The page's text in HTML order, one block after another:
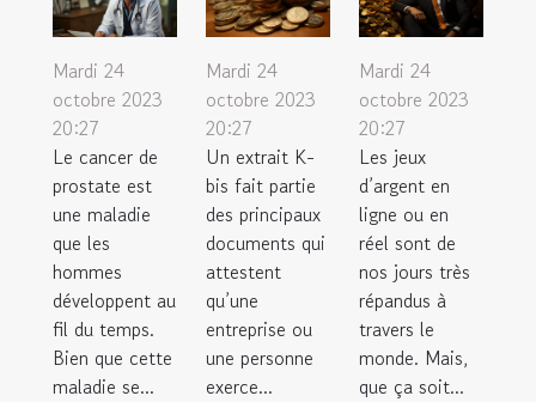
Mardi 24
octobre 2023
20:27
Le cancer de
prostate est
une maladie
que les
hommes
développent au
fil du temps.
Bien que cette
maladie se...
Mardi 24
octobre 2023
20:27
Un extrait K-
bis fait partie
des principaux
documents qui
attestent
qu’une
entreprise ou
une personne
exerce...
Mardi 24
octobre 2023
20:27
Les jeux
d’argent en
ligne ou en
réel sont de
nos jours très
répandus à
travers le
monde. Mais,
que ça soit...